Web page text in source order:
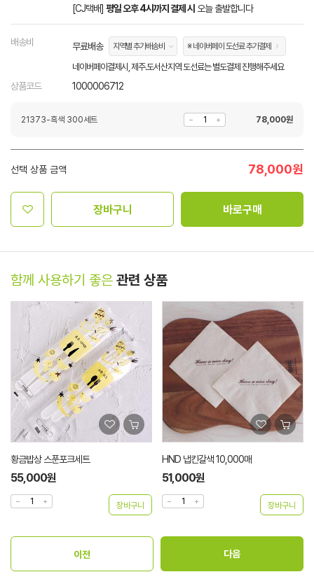
[CJ택배] 평일 오후 4시까지 결제 시 오늘 출발합니다
배송비 무료배송 지역별 추가배송비 ※ 네이버페이 도선료 추가결제
네이버페이결제시, 제주.도서산지역 도선료는 별도결제 진행해주세요
상품코드 1000006712
21373-흑색 300세트 78,000원
선택 상품 금액 78,000원
장바구니 바로구매
함께 사용하기 좋은 관련 상품
HND 냅킨갈색 10,000매
51,000원
클로버 물티슈 1000매
32,000원